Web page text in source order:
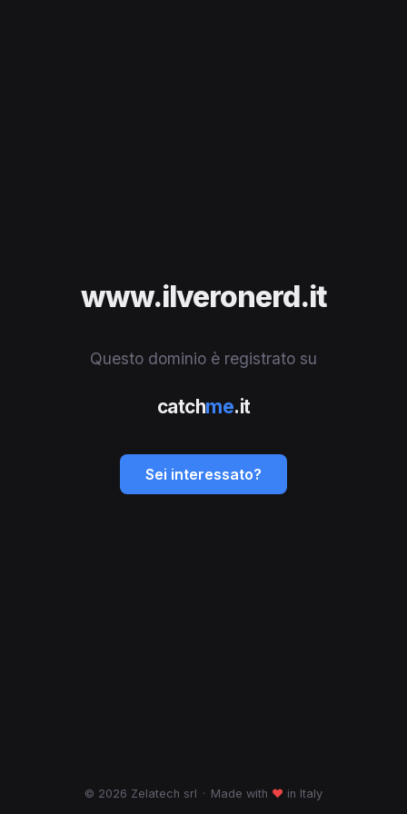
www.ilveronerd.it
Questo dominio è registrato su
catchme.it
Sei interessato?
© 2026 Zelatech srl · Made with ♥ in Italy